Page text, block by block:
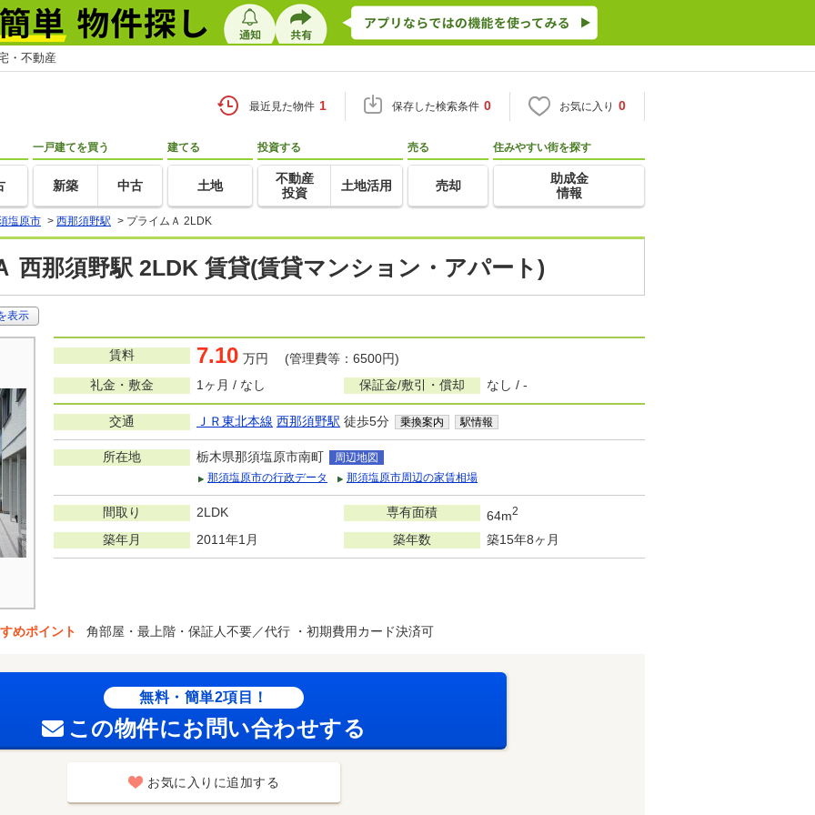
・不動産
最近見た物件 1 保存した検索条件 0 お気に入り 0
一戸建てを買う
新築 中古
建てる
土地
投資する
不動産
投資
土地活用
売る
売却
住みやすい街を探す
助成金
情報
塩原市 > 西那須野駅 > プライムＡ 2LDK
西那須野駅 2LDK 賃貸(賃貸マンション・アパート)
表示
賃料 7.10 万円 (管理費等：6500円)
礼金・敷金
1ヶ月 / なし 保証金/敷引・償却 なし / -
交通 ＪＲ東北本線 西那須野駅 徒歩5分 乗換案内 駅情報
所在地 栃木県那須塩原市南町
周辺地図
那須塩原市の行政データ
那須塩原市周辺の家賃相場
間取り 2LDK 専有面積 64m2
築年月 2011年1月 築年数 築15年8ヶ月
めポイント 角部屋・最上階・保証人不要／代行 ・初期費用カード決済可
無料・簡単2項目！
この物件にお問い合わせする
お気に入りに追加する